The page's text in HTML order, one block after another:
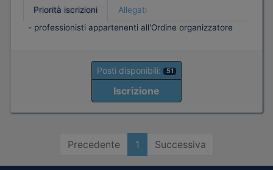
Priorità iscrizioni
Allegati
- professionisti appartenenti all'Ordine organizzatore
Posti disponibili: 51
Iscrizione
Precedente 1 Successiva